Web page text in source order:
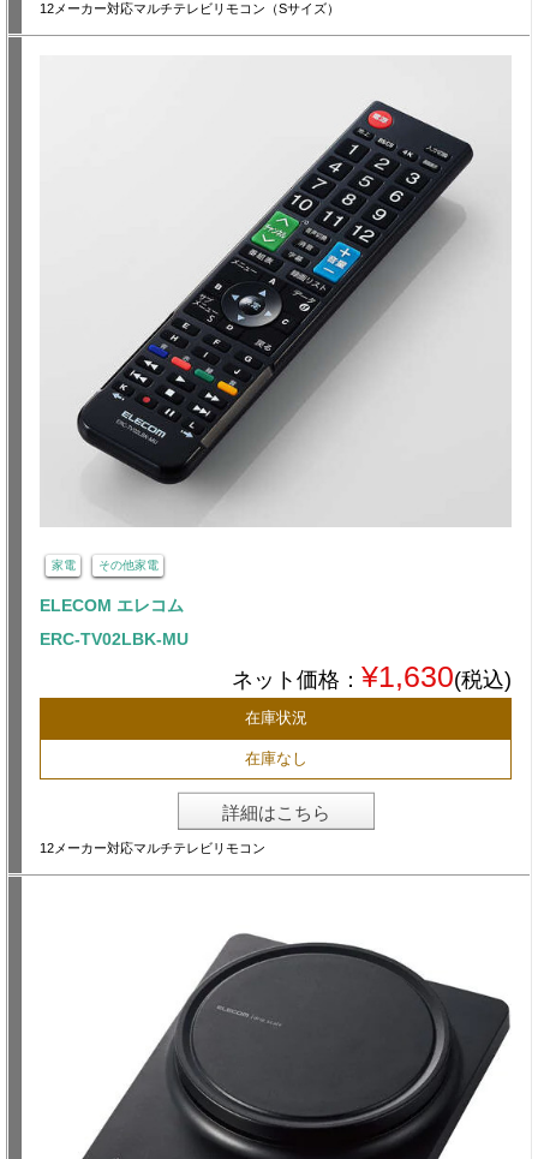
12メーカー対応マルチテレビリモコン（Sサイズ）
家電 その他家電
ELECOM エレコム
ERC-TV02LBK-MU
ネット価格： ¥1,630(税込)
在庫状況
在庫なし
詳細はこちら
12メーカー対応マルチテレビリモコン